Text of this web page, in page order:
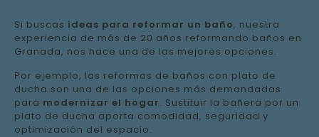
Si buscas ideas para reformar un baño, nuestra
experiencia de más de 20 años reformando baños en
Granada, nos hace una de las mejores opciones.
Por ejemplo, las reformas de baños con plato de
ducha son una de las opciones más demandadas
para modernizar el hogar. Sustituir la bañera por un
plato de ducha aporta comodidad, seguridad y
optimización del espacio.